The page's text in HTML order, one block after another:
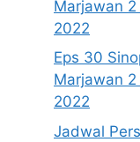
Marjawan
2022
Eps 30
Marjawan
2022
Jadwal